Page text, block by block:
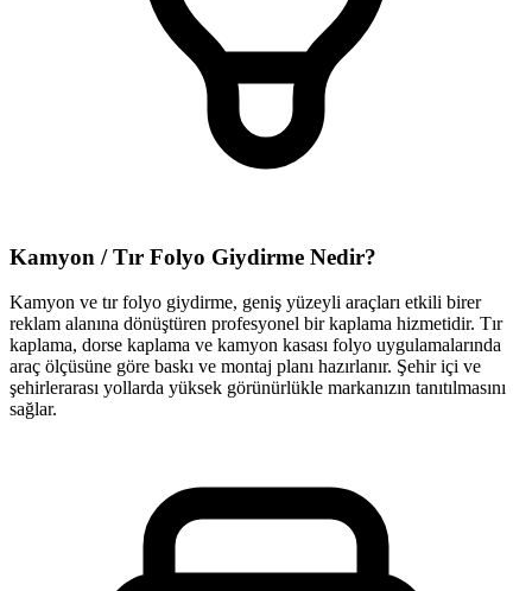
Kamyon / Tır Folyo Giydirme Nedir?
Kamyon ve tır folyo giydirme, geniş yüzeyli araçları etkili birer
reklam alanına dönüştüren profesyonel bir kaplama hizmetidir. Tır
kaplama, dorse kaplama ve kamyon kasası folyo uygulamalarında
araç ölçüsüne göre baskı ve montaj planı hazırlanır. Şehir içi ve
şehirlerarası yollarda yüksek görünürlükle markanızın tanıtılmasını
sağlar.